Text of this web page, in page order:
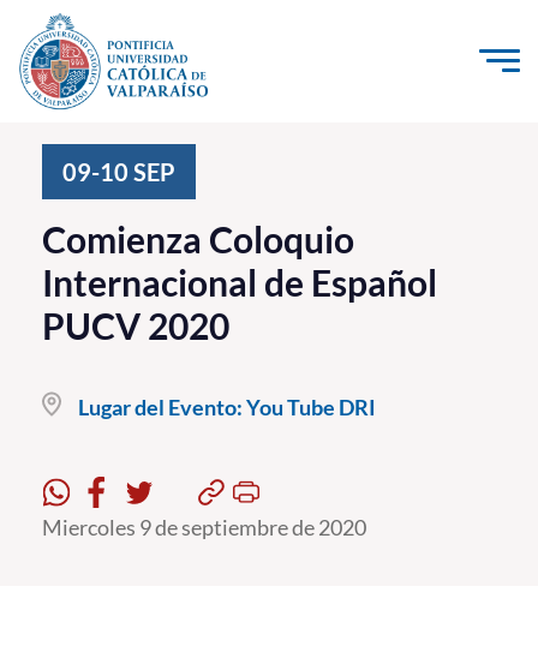
Click acá para ir directamente al contenido
Investigación, Creación e Innovación
PUCV Internacional
Vinculación con el Medio
Postgrado
Formación Continua
09-10 SEP
Comienza Coloquio
Internacional de Español
PUCV 2020
Lugar del Evento:You Tube DRI
Miercoles 9 de septiembre de 2020